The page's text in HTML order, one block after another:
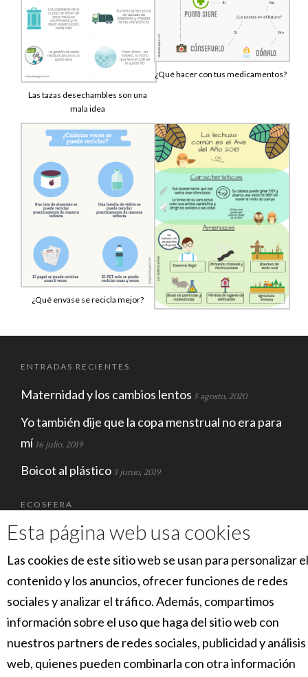
Las tazas desechambles son una
mala idea
¿Qué hacer con tus medicamentos?
¿Qué envase se recicla mejor?
ENTRADAS RECIENTES
Maternidad y los cambios lentos 5 agosto, 2020
Yo también dije que la copa menstrual no era para
mí 16 julio, 2019
Boicot al plástico 3 junio, 2019
ECOSFERA
SOCIAL
Esta página web usa cookies
Las cookies de este sitio web se usan para personalizar el
contenido y los anuncios, ofrecer funciones de redes
sociales y analizar el tráfico. Además, compartimos
información sobre el uso que haga del sitio web con
nuestros partners de redes sociales, publicidad y análisis
web, quienes pueden combinarla con otra información